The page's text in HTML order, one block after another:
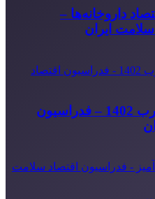
داروخانه‌ها –
ایران
جشنواره امین‌الضرب 1402 – فدراسیون